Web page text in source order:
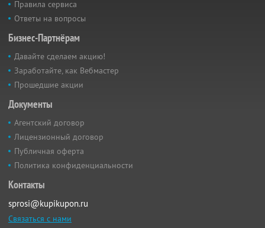
Правила сервиса
Ответы на вопросы
Бизнес-Партнёрам
Давайте сделаем акцию!
Заработайте, как Вебмастер
Прошедшие акции
Документы
Агентский договор
Лицензионный договор
Публичная оферта
Политика конфиденциальности
Контакты
sprosi@kupikupon.ru
Связаться с нами